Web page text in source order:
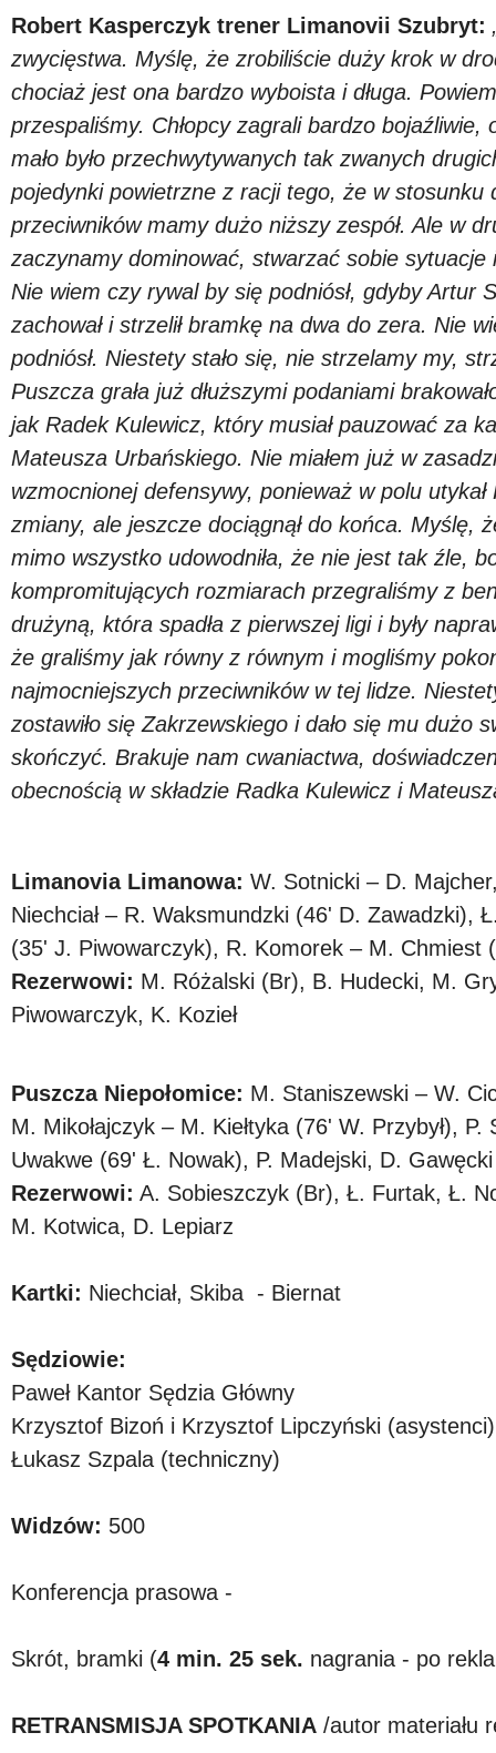
Robert Kasperczyk trener Limanovii Szubryt:
zwycięstwa. Myślę, że zrobiliście duży krok w
chociaż jest ona bardzo wyboista i długa.
przespaliśmy. Chłopcy zagrali bardzo
mało było przechwytywanych tak zwanych
pojedynki powietrzne z racji tego, że w stosunku
przeciwników mamy dużo niższy zespół. Ale w
zaczynamy dominować, stwarzać sobie
Nie wiem czy rywal by się podniósł, gdyby Artur
zachował i strzelił bramkę na dwa do zera. Nie
podniósł. Niestety stało się, nie strzelamy my,
Puszcza grała już dłuższymi podaniami
jak Radek Kulewicz, który musiał pauzować za
Mateusza Urbańskiego. Nie miałem już w
wzmocnionej defensywy, ponieważ w polu
zmiany, ale jeszcze dociągnął do końca. Myślę,
mimo wszystko udowodniła, że nie jest tak źle,
kompromitujących rozmiarach przegraliśmy z
drużyną, która spadła z pierwszej ligi i były
że graliśmy jak równy z równym i mogliśmy
najmocniejszych przeciwników w tej lidze.
zostawiło się Zakrzewskiego i dało się mu dużo
skończyć. Brakuje nam cwaniactwa,
obecnością w składzie Radka Kulewicz i
Limanovia Limanowa: W. Sotnicki – D.
Niechciał – R. Waksmundzki (46' D. Zawadzki),
(35' J. Piwowarczyk), R. Komorek – M. Chmiest
Rezerwowi: M. Różalski (Br), B. Hudecki, M.
Piwowarczyk, K. Kozieł
Puszcza Niepołomice: M. Staniszewski – W.
M. Mikołajczyk – M. Kiełtyka (76' W. Przybył),
Uwakwe (69' Ł. Nowak), P. Madejski, D.
Rezerwowi: A. Sobieszczyk (Br), Ł. Furtak, Ł.
M. Kotwica, D. Lepiarz
Kartki: Niechciał, Skiba - Biernat
Sędziowie:
Paweł Kantor Sędzia Główny
Krzysztof Bizoń i Krzysztof Lipczyński (asystenci)
Łukasz Szpala (techniczny)
Widzów: 500
Konferencja prasowa -
Skrót, bramki (4 min. 25 sek. nagrania - po
RETRANSMISJA SPOTKANIA /autor materiału